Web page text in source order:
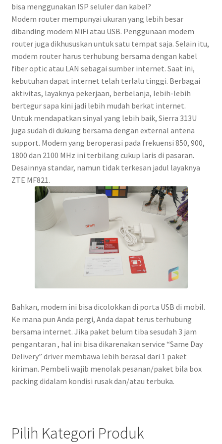
bisa menggunakan ISP seluler dan kabel?
Modem router mempunyai ukuran yang lebih besar
dibanding modem MiFi atau USB. Penggunaan modem
router juga dikhususkan untuk satu tempat saja. Selain itu,
modem router harus terhubung bersama dengan kabel
fiber optic atau LAN sebagai sumber internet. Saat ini,
kebutuhan dapat internet telah terlalu tinggi. Berbagai
aktivitas, layaknya pekerjaan, berbelanja, lebih-lebih
bertegur sapa kini jadi lebih mudah berkat internet.
Untuk mendapatkan sinyal yang lebih baik, Sierra 313U
juga sudah di dukung bersama dengan external antena
support. Modem yang beroperasi pada frekuensi 850, 900,
1800 dan 2100 MHz ini terbilang cukup laris di pasaran.
Desainnya standar, namun tidak terkesan jadul layaknya
ZTE MF821.
Bahkan, modem ini bisa dicolokkan di porta USB di mobil.
Ke mana pun Anda pergi, Anda dapat terus terhubung
bersama internet. Jika paket belum tiba sesudah 3 jam
pengantaran , hal ini bisa dikarenakan service “Same Day
Delivery” driver membawa lebih berasal dari 1 paket
kiriman. Pembeli wajib menolak pesanan/paket bila box
packing didalam kondisi rusak dan/atau terbuka.
Pilih Kategori Produk